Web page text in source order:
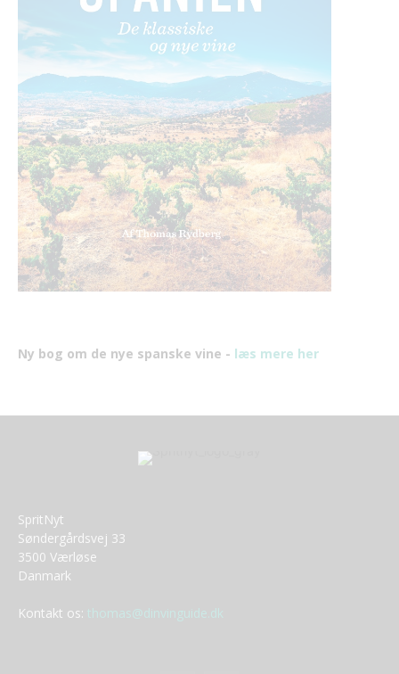
Ny bog om de nye spanske vine - læs mere her
SpritNyt
Søndergårdsvej 33
3500 Værløse
Danmark
Kontakt os: